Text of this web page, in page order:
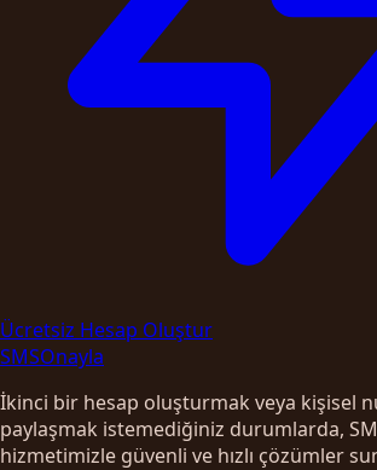
Ücretsiz Hesap Oluştur
SMSOnayla
İkinci bir hesap oluşturmak veya kişisel
paylaşmak istemediğiniz durumlarda,
hizmetimizle güvenli ve hızlı çözümler